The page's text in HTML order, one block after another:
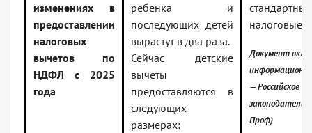
изменениях в
предоставлении
налоговых
вычетов по
НДФЛ с 2025
года
ребенка и
последующих детей
вырастут в два раза.
Сейчас детские
вычеты
предоставляются в
следующих
размерах:
стандартные
налоговые
Документ
— Российское
Проф)